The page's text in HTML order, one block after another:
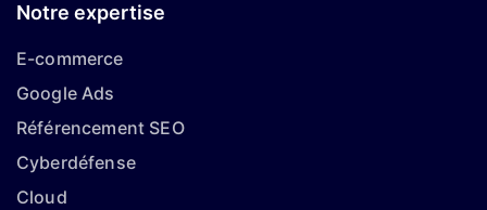
Notre expertise
E-commerce
Google Ads
Référencement SEO
Cyberdéfense
Cloud